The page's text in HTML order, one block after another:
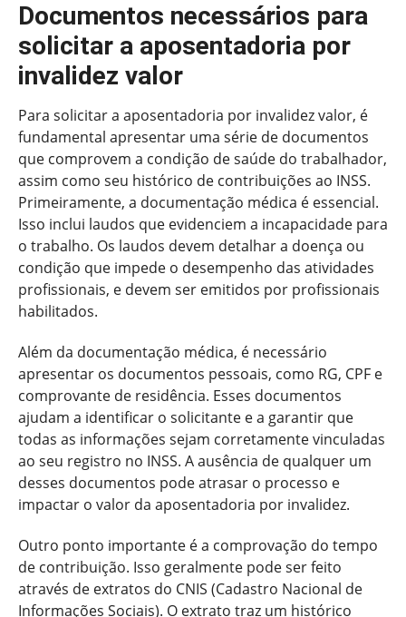
Documentos necessários para
solicitar a aposentadoria por
invalidez valor
Para solicitar a aposentadoria por invalidez valor, é
fundamental apresentar uma série de documentos
que comprovem a condição de saúde do trabalhador,
assim como seu histórico de contribuições ao INSS.
Primeiramente, a documentação médica é essencial.
Isso inclui laudos que evidenciem a incapacidade para
o trabalho. Os laudos devem detalhar a doença ou
condição que impede o desempenho das atividades
profissionais, e devem ser emitidos por profissionais
habilitados.
Além da documentação médica, é necessário
apresentar os documentos pessoais, como RG, CPF e
comprovante de residência. Esses documentos
ajudam a identificar o solicitante e a garantir que
todas as informações sejam corretamente vinculadas
ao seu registro no INSS. A ausência de qualquer um
desses documentos pode atrasar o processo e
impactar o valor da aposentadoria por invalidez.
Outro ponto importante é a comprovação do tempo
de contribuição. Isso geralmente pode ser feito
através de extratos do CNIS (Cadastro Nacional de
Informações Sociais). O extrato traz um histórico